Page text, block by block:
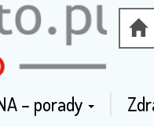
– porady